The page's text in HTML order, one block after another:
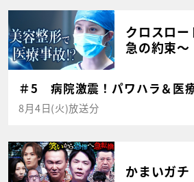
クロスロ
急の約束～
＃5 病院激震！パワハラ＆医
8月4日(火)放送分
かまいガチ